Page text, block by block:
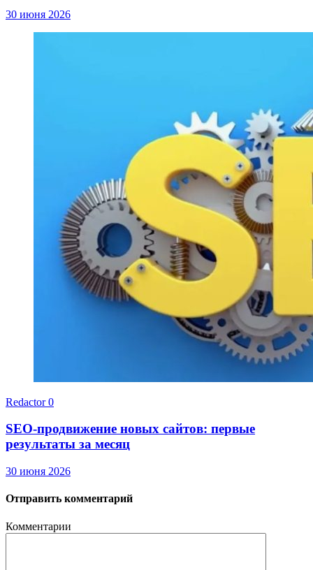
30 июня 2026
Redactor0
SEO-продвижение новых сайтов: первые
результаты за месяц
30 июня 2026
Отправить комментарий
Комментарии